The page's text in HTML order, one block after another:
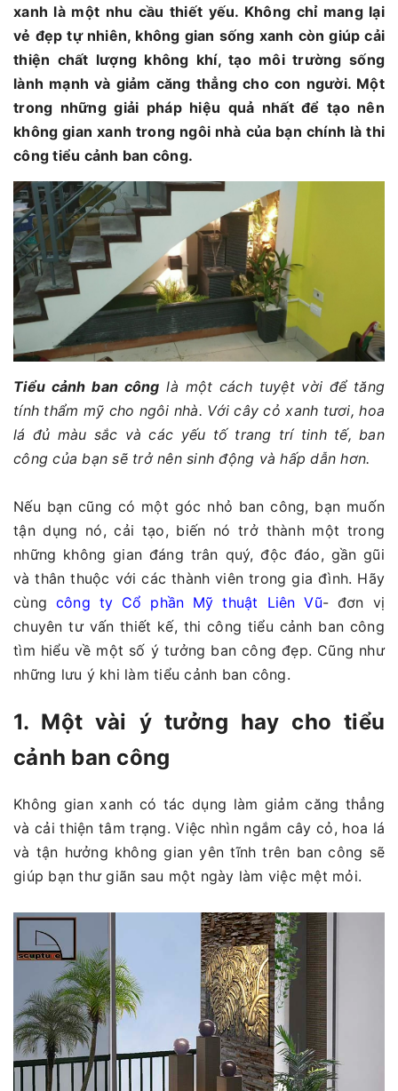
xanh là một nhu cầu thiết yếu. Không chỉ mang lại
vẻ đẹp tự nhiên, không gian sống xanh còn giúp cải
thiện chất lượng không khí, tạo môi trường sống
lành mạnh và giảm căng thẳng cho con người. Một
trong những giải pháp hiệu quả nhất để tạo nên
không gian xanh trong ngôi nhà của bạn chính là thi
công tiểu cảnh ban công.
Tiểu cảnh ban công là một cách tuyệt vời để tăng
tính thẩm mỹ cho ngôi nhà. Với cây cỏ xanh tươi, hoa
lá đủ màu sắc và các yếu tố trang trí tinh tế, ban
công của bạn sẽ trở nên sinh động và hấp dẫn hơn.
Nếu bạn cũng có một góc nhỏ ban công, bạn muốn
tận dụng nó, cải tạo, biến nó trở thành một trong
những không gian đáng trân quý, độc đáo, gần gũi
và thân thuộc với các thành viên trong gia đình. Hãy
cùng công ty Cổ phần Mỹ thuật Liên Vũ- đơn vị
chuyên tư vấn thiết kế, thi công tiểu cảnh ban công
tìm hiểu về một số ý tưởng ban công đẹp. Cũng như
những lưu ý khi làm tiểu cảnh ban công.
1. Một vài ý tưởng hay cho tiểu
cảnh ban công
Không gian xanh có tác dụng làm giảm căng thẳng
và cải thiện tâm trạng. Việc nhìn ngắm cây cỏ, hoa lá
và tận hưởng không gian yên tĩnh trên ban công sẽ
giúp bạn thư giãn sau một ngày làm việc mệt mỏi.